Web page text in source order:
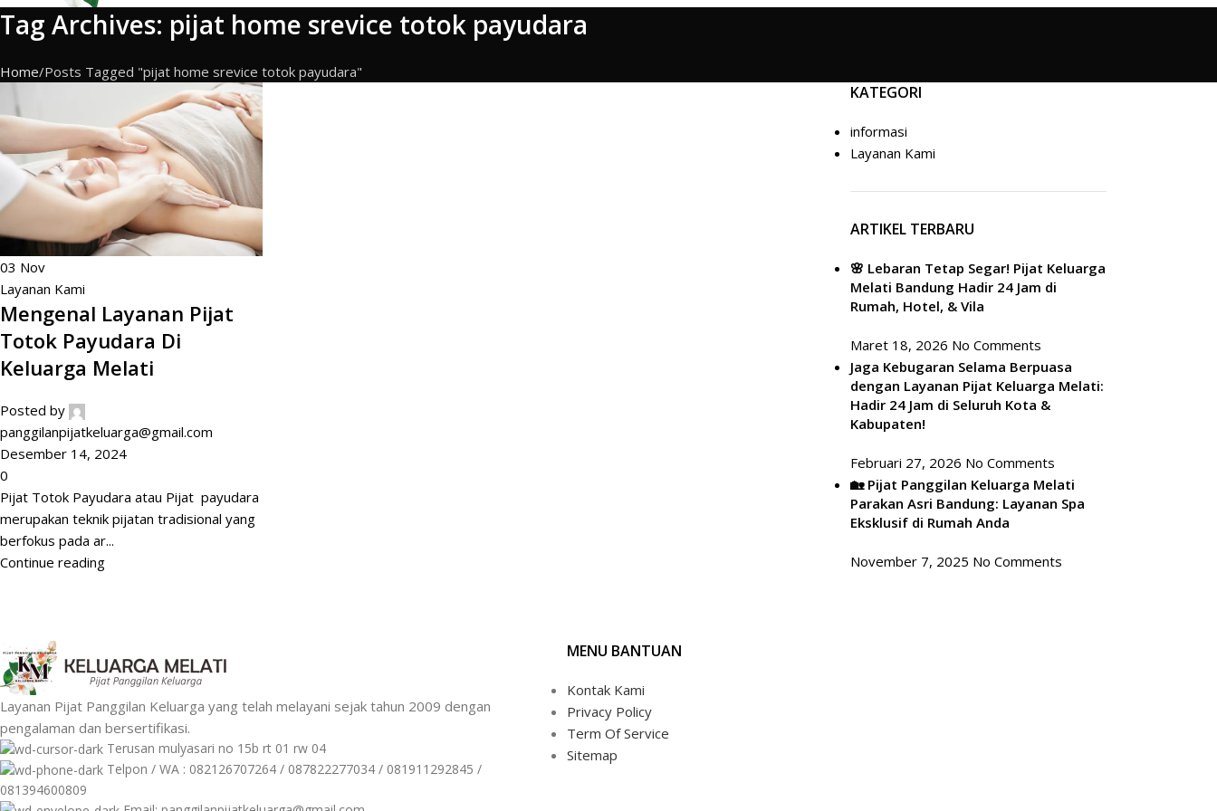
Tag Archives: pijat home srevice totok payudara
Home Posts Tagged "pijat home srevice totok payudara"
03 Nov
Layanan Kami
Mengenal Layanan Pijat
Totok Payudara Di
Keluarga Melati
Posted by
panggilanpijatkeluarga@gmail.com
Desember 14, 2024
0
Pijat Totok Payudara atau Pijat payudara
merupakan teknik pijatan tradisional yang
berfokus pada ar...
Continue reading
KATEGORI
informasi
Layanan Kami
ARTIKEL TERBARU
🌸 Lebaran Tetap Segar! Pijat Keluarga
Melati Bandung Hadir 24 Jam di
Rumah, Hotel, & Vila
Maret 18, 2026 No Comments
Jaga Kebugaran Selama Berpuasa
dengan Layanan Pijat Keluarga Melati:
Hadir 24 Jam di Seluruh Kota &
Kabupaten!
Februari 27, 2026 No Comments
🏡 Pijat Panggilan Keluarga Melati
Parakan Asri Bandung: Layanan Spa
Eksklusif di Rumah Anda
November 7, 2025 No Comments
Layanan Pijat Panggilan Keluarga yang telah melayani sejak tahun 2009 dengan
pengalaman dan bersertifikasi.
Terusan mulyasari no 15b rt 01 rw 04
Telpon / WA : 082126707264 / 087822277034 / 081911292845 /
081394600809
MENU BANTUAN
Kontak Kami
Privacy Policy
Term Of Service
Sitemap